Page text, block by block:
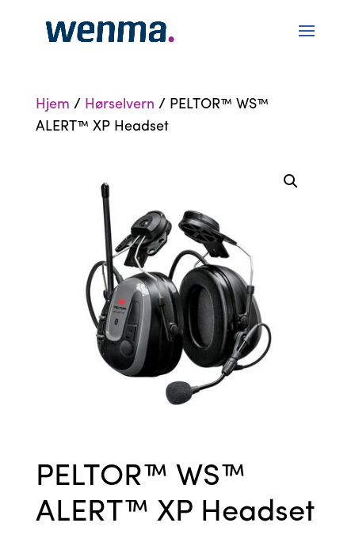
Hjem / Hørselvern / PELTOR™ WS™
ALERT™ XP Headset
PELTOR™ WS™
ALERT™ XP Headset